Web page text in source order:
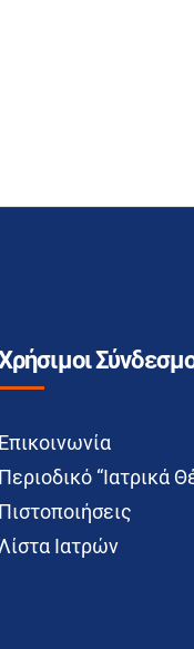
Επικοινωνία
Περιοδικό “Ιατρικά
Πιστοποιήσεις
Λίστα Ιατρών